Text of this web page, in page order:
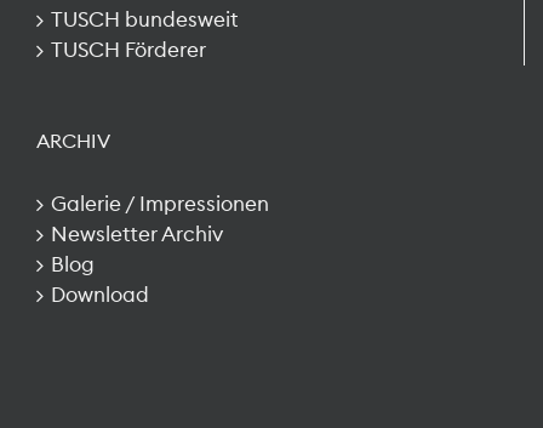
TUSCH bundesweit
TUSCH Förderer
ARCHIV
Galerie / Impressionen
Newsletter Archiv
Blog
Download